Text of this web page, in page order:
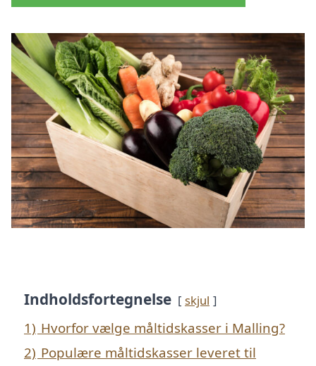
Indholdsfortegnelse skjul
1) Hvorfor vælge måltidskasser i Malling?
2) Populære måltidskasser leveret til